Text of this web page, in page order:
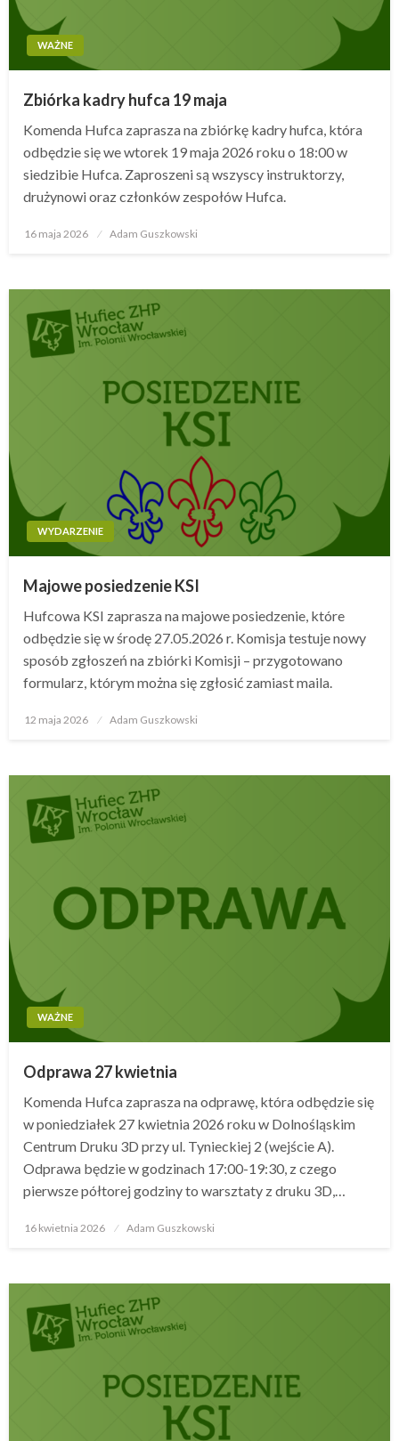
WAŻNE
Zbiórka kadry hufca 19 maja
Komenda Hufca zaprasza na zbiórkę kadry hufca, która
odbędzie się we wtorek 19 maja 2026 roku o 18:00 w
siedzibie Hufca. Zaproszeni są wszyscy instruktorzy,
drużynowi oraz członków zespołów Hufca.
Opublikowane
16 maja 2026 Adam Guszkowski
WYDARZENIE
Majowe posiedzenie KSI
Hufcowa KSI zaprasza na majowe posiedzenie, które
odbędzie się w środę 27.05.2026 r. Komisja testuje nowy
sposób zgłoszeń na zbiórki Komisji – przygotowano
formularz, którym można się zgłosić zamiast maila.
Opublikowane
12 maja 2026 Adam Guszkowski
WAŻNE
Odprawa 27 kwietnia
Komenda Hufca zaprasza na odprawę, która odbędzie się
w poniedziałek 27 kwietnia 2026 roku w Dolnośląskim
Centrum Druku 3D przy ul. Tynieckiej 2 (wejście A).
Odprawa będzie w godzinach 17:00-19:30, z czego
pierwsze półtorej godziny to warsztaty z druku 3D,…
Opublikowane
16 kwietnia 2026 Adam Guszkowski